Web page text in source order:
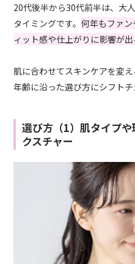
20代後半から30代前半は、大
タイミングです。何年もファ
ィット感や仕上がりに影響が出
肌に合わせてスキンケアを変
年齢に沿った選び方にシフトチ
選び方（1）肌タイプ
クスチャー